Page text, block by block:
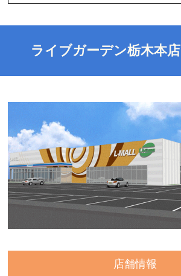
ライブガーデン栃木本店
店舗情報